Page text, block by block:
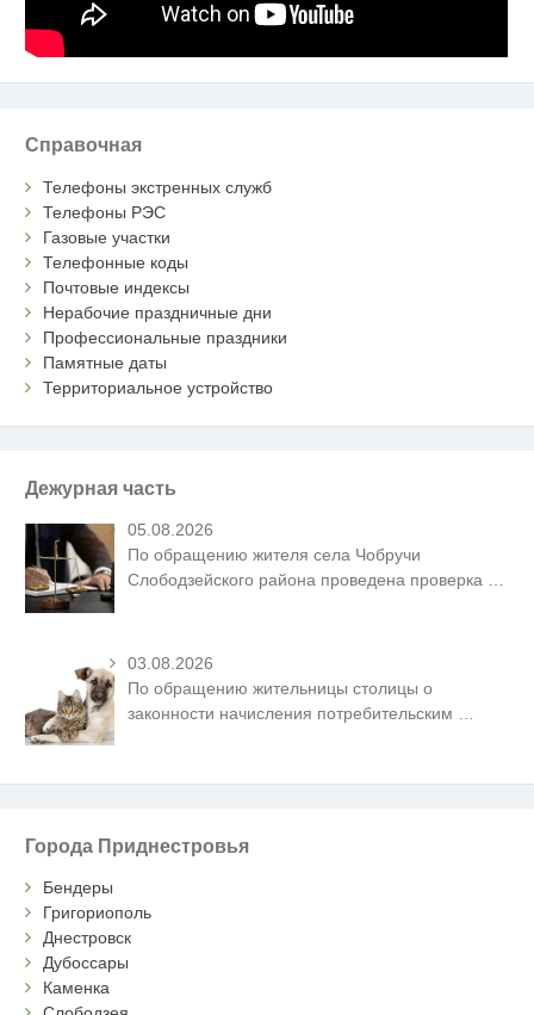
Справочная
Телефоны экстренных служб
Телефоны РЭС
Газовые участки
Телефонные коды
Почтовые индексы
Нерабочие праздничные дни
Профессиональные праздники
Памятные даты
Территориальное устройство
Дежурная часть
05.08.2026
По обращению жителя села Чобручи
Слободзейского района проведена проверка …
03.08.2026
По обращению жительницы столицы о
законности начисления потребительским
Города Приднестровья
Бендеры
Григориополь
Днестровск
Дубоссары
Каменка